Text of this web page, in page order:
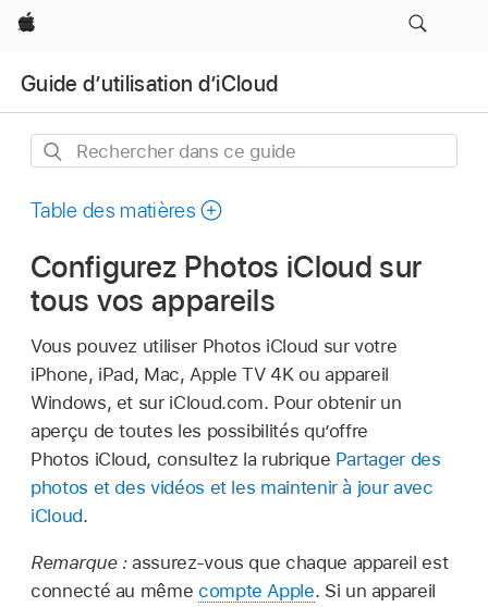
Apple
Guide d’utilisation d’iCloud
Rechercher
ce
Table des matières
Configurez Photos iCloud sur
tous vos appareils
Vous pouvez utiliser Photos iCloud sur votre
iPhone, iPad, Mac, Apple TV 4K ou appareil
Windows, et sur iCloud.com. Pour obtenir un
aperçu de toutes les possibilités qu’offre
Photos iCloud, consultez la rubrique Partager des
photos et des vidéos et les maintenir à jour avec
iCloud.
Remarque :assurez-vous que chaque appareil est
connecté au même compte Apple. Si un appareil